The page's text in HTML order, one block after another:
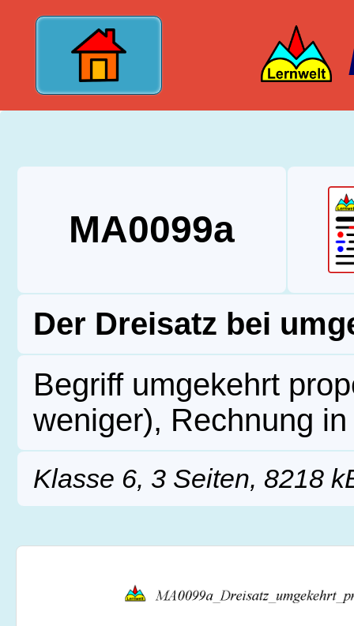
MA0099a
Der Dreisatz bei
Begriff umgekehrt
weniger), Rechnung
Klasse 6, 3 Seiten, 8218